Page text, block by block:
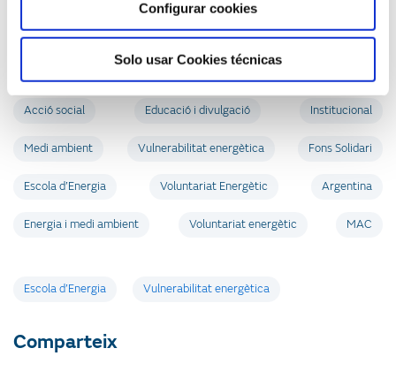
Configurar cookies
Solo usar Cookies técnicas
Relacionat amb:
Acció social Educació i divulgació Institucional
Medi ambient Vulnerabilitat energètica Fons Solidari
Escola d’Energia Voluntariat Energètic Argentina
Energia i medi ambient Voluntariat energètic MAC
Etiquetes
Escola d’Energia Vulnerabilitat energètica
Comparteix